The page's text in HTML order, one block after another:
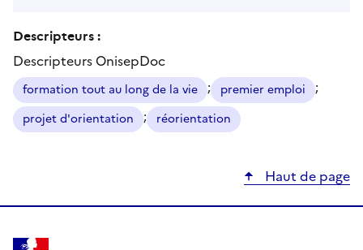
Descripteurs :
Descripteurs OnisepDoc
formation tout au long de la vie ; premier emploi ;
projet d'orientation ; réorientation
Haut de page